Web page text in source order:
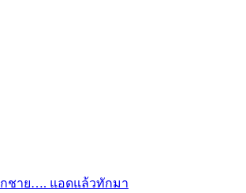
ชาย…. แอดแล้วทักมา